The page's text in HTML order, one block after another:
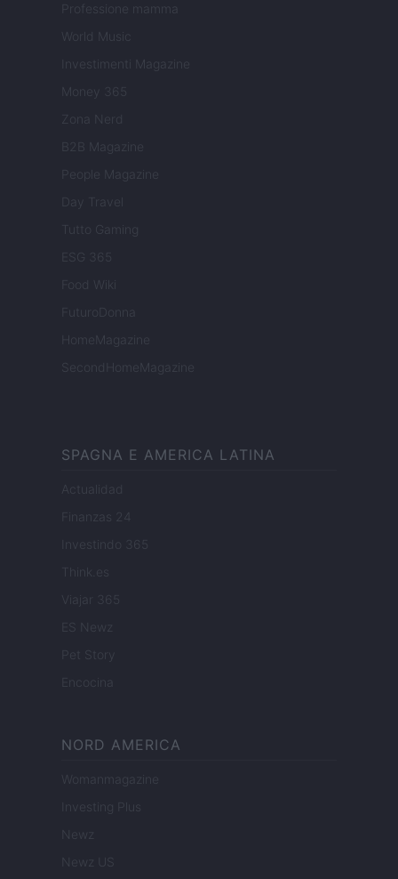
Professione mamma
World Music
Investimenti Magazine
Money 365
Zona Nerd
B2B Magazine
People Magazine
Day Travel
Tutto Gaming
ESG 365
Food Wiki
FuturoDonna
HomeMagazine
SecondHomeMagazine
SPAGNA E AMERICA LATINA
Actualidad
Finanzas 24
Investindo 365
Think.es
Viajar 365
ES Newz
Encocina
NORD AMERICA
Womanmagazine
Investing Plus
Newz
Newz US